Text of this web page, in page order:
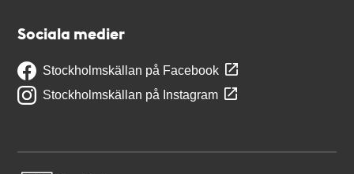
Sociala medier
Stockholmskällan på Facebook
Stockholmskällan på Instagram